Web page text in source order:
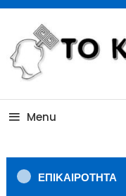
Skip
Content
Menu
ΕΠΙΚΑΙΡΟΤΗΤΑ